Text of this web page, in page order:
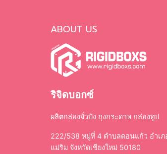
ABOUT US
ริจิดบอกซ์
ผลิตกล่องจั่วปัง ถุงกระดาษ กล่องทูป
222/538 หมู่ที่ 4 ตำบลดอนแก้ว อำเภ
แม่ริม จังหวัดเชียงใหม่ 50180